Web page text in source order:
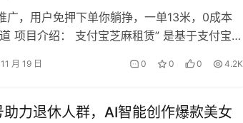
广，用户免押下单你躺挣，一单13米，0成本
项目介绍： 支付宝芝麻租赁” 是基于支付宝芝
月 19 日 0 0 0 4.2K
力退休人群，AI智能创作爆款美女